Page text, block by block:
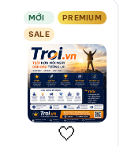
MỚI
PREMIUM
SALE
🤍